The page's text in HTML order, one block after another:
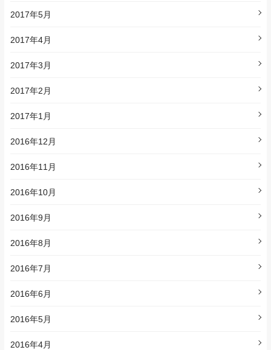
2017年5月
2017年4月
2017年3月
2017年2月
2017年1月
2016年12月
2016年11月
2016年10月
2016年9月
2016年8月
2016年7月
2016年6月
2016年5月
2016年4月